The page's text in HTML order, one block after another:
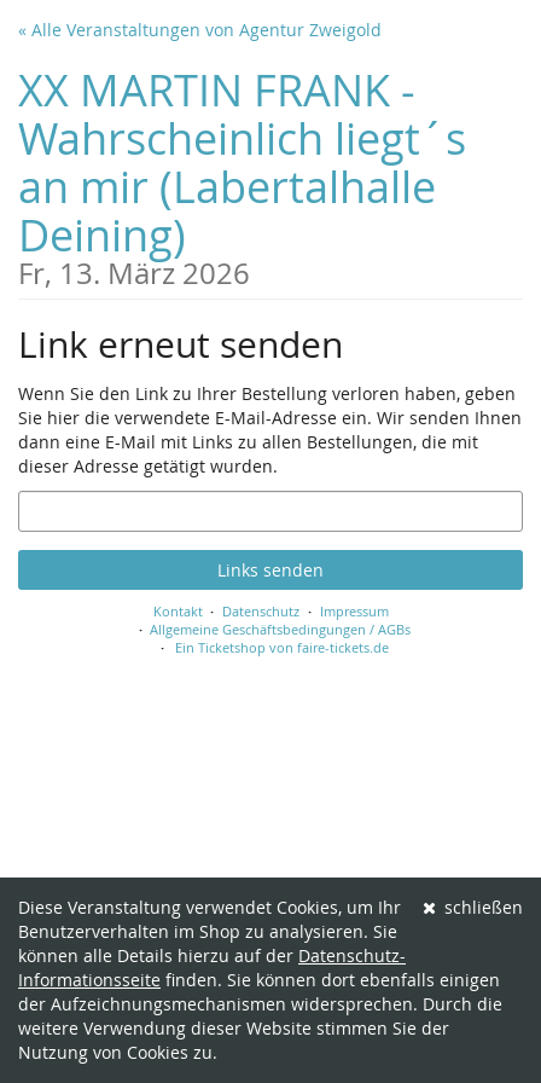
Zum
Inhalt
springen
« Alle Veranstaltungen von Agentur Zweigold
XX MARTIN FRANK -
Wahrscheinlich liegt´s
an mir (Labertalhalle
Deining)
Fr, 13. März 2026
Link erneut senden
Wenn Sie den Link zu Ihrer Bestellung verloren haben, geben
Sie hier die verwendete E-Mail-Adresse ein. Wir senden Ihnen
dann eine E-Mail mit Links zu allen Bestellungen, die mit
dieser Adresse getätigt wurden.
E-
Mail
Links senden
Kontakt Datenschutz
Impressum
Allgemeine Geschäftsbedingungen / AGBs
Ein Ticketshop von faire-tickets.de
schließen
Diese Veranstaltung verwendet Cookies, um Ihr
Benutzerverhalten im Shop zu analysieren. Sie
können alle Details hierzu auf der Datenschutz-
Informationsseite finden. Sie können dort ebenfalls einigen
der Aufzeichnungsmechanismen widersprechen. Durch die
weitere Verwendung dieser Website stimmen Sie der
Nutzung von Cookies zu.